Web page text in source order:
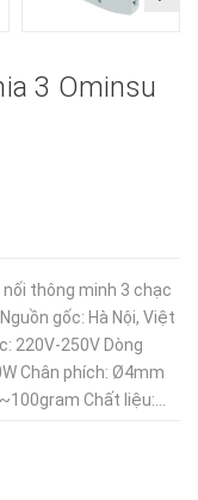
3 Ominsu
thông minh 3 chạc
gốc: Hà Nội, Việt
220V-250V Dòng
Chân phích: Ø4mm
Chất liệu:...